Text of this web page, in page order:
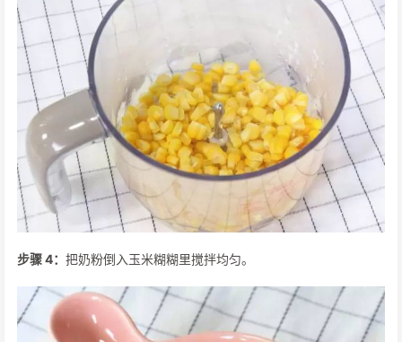
步骤 4： 把奶粉倒入玉米糊糊里搅拌均匀。